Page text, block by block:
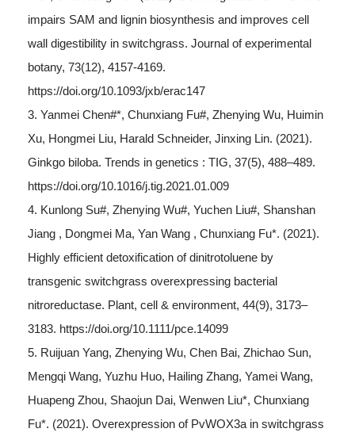
impairs SAM and lignin biosynthesis and improves cell
wall digestibility in switchgrass. Journal of experimental
botany, 73(12), 4157-4169.
https://doi.org/10.1093/jxb/erac147
3. Yanmei Chen#*, Chunxiang Fu#, Zhenying Wu, Huimin
Xu, Hongmei Liu, Harald Schneider, Jinxing Lin. (2021).
Ginkgo biloba. Trends in genetics : TIG, 37(5), 488–489.
https://doi.org/10.1016/j.tig.2021.01.009
4. Kunlong Su#, Zhenying Wu#, Yuchen Liu#, Shanshan
Jiang , Dongmei Ma, Yan Wang , Chunxiang Fu*. (2021).
Highly efficient detoxification of dinitrotoluene by
transgenic switchgrass overexpressing bacterial
nitroreductase. Plant, cell & environment, 44(9), 3173–
3183. https://doi.org/10.1111/pce.14099
5. Ruijuan Yang, Zhenying Wu, Chen Bai, Zhichao Sun,
Mengqi Wang, Yuzhu Huo, Hailing Zhang, Yamei Wang,
Huapeng Zhou, Shaojun Dai, Wenwen Liu*, Chunxiang
Fu*. (2021). Overexpression of PvWOX3a in switchgrass